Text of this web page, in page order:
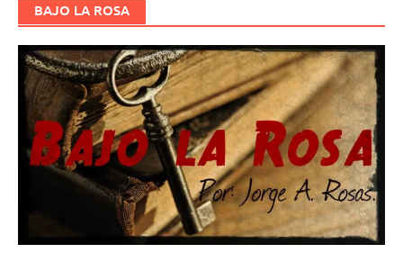
BAJO LA ROSA